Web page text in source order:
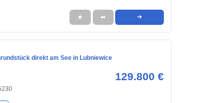
★ ➦ ➜
direkt am See in Lubniewice
129.800 €